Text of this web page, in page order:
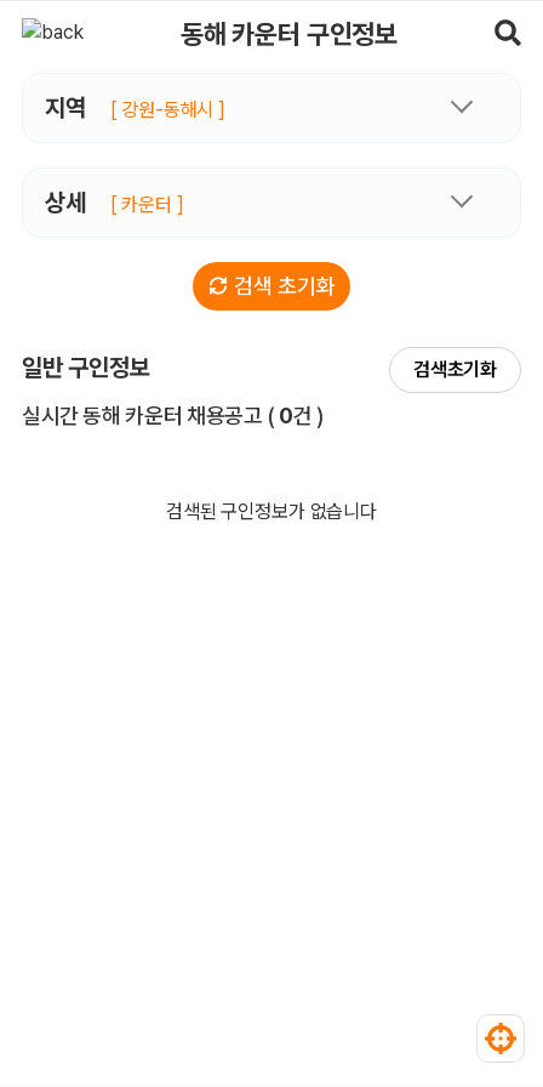
동해 카운터 구인정보
지역 [ 강원-동해시 ]
상세 [ 카운터 ]
검색 초기화
일반 구인정보 검색초기화
실시간 동해 카운터 채용공고 전체 목록
( 0건 )
검색된 구인정보가 없습니다